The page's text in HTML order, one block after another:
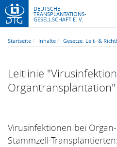
DEUTSCHE
TRANSPLANTATIONS-
GESELLSCHAFT E. V.
Startseite Inhalte Gesetze, Leit- &
Leitlinie
Organtransplantation"
Virusinfektionen bei
Stammzell-Transplantierten: